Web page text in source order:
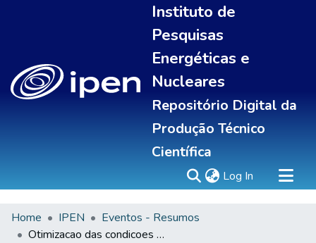
Instituto de
Pesquisas
Energéticas e
Nucleares
Repositório Digital da
Produção Técnico
Científica
Log In (current)
Sobre
Home IPEN
Eventos - Resumos
Otimizacao das condicoes de dissolucao de pastilhas de uranio metalico